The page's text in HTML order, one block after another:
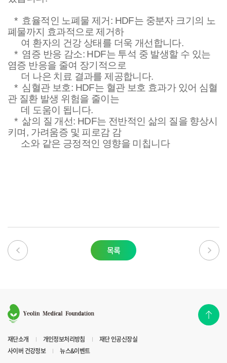
* 효율적인 노폐물 제거: HDF는 중분자 크기의 노
폐물까지 효과적으로 제거하
여 환자의 건강 상태를 더욱 개선합니다.
* 염증 반응 감소: HDF는 투석 중 발생할 수 있는
염증 반응을 줄여 장기적으로
더 나은 치료 결과를 제공합니다.
* 심혈관 보호: HDF는 혈관 보호 효과가 있어 심혈
관 질환 발생 위험을 줄이는
데 도움이 됩니다.
* 삶의 질 개선: HDF는 전반적인 삶의 질을 향상시
키며, 가려움증 및 피로감 감
소와 같은 긍정적인 영향을 미칩니다
목록
재단소개 개인정보처리방침
재단 인공신장실
사이버 건강정보
뉴스&이벤트